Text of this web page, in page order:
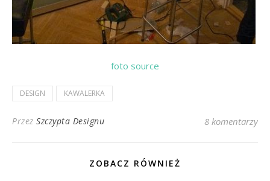
foto source
DESIGN KAWALERKA
Przez Szczypta Designu 8 komentarzy
ZOBACZ RÓWNIEŻ